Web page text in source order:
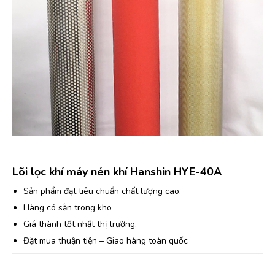
Lõi lọc khí máy nén khí Hanshin HYE-40A
Sản phẩm đạt tiêu chuẩn chất lượng cao.
Hàng có sẵn trong kho
Giá thành tốt nhất thị trường.
Đặt mua thuận tiện – Giao hàng toàn quốc